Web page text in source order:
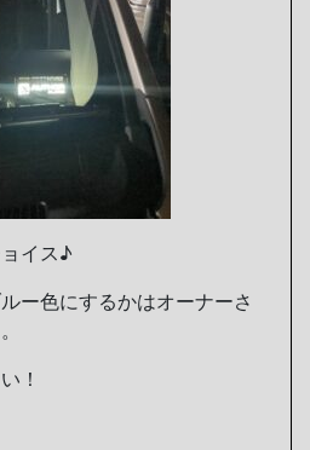
イス♪
ー色にするかはオーナーさ
！